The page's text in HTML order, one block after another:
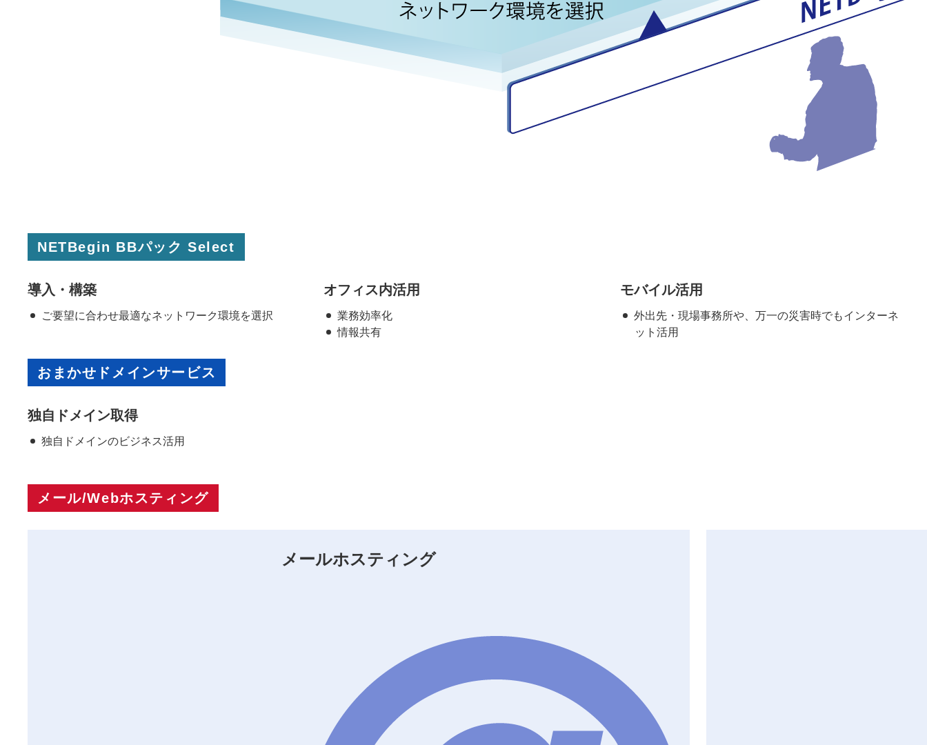
NETBegin BBパック Select
導入・構築
ご要望に合わせ最適なネットワーク環境を選択
オフィス内活用
業務効率化
情報共有
モバイル活用
外出先・現場事務所や、万一の災害時でもインターネ
ット活用
おまかせドメインサービス
独自ドメイン取得
独自ドメインのビジネス活用
メール/Webホスティング
メールホスティング